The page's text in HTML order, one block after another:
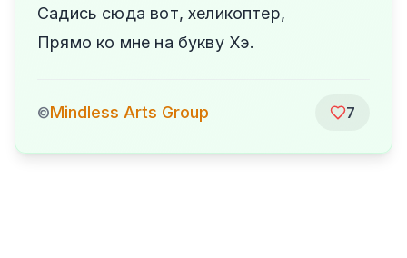
Садись сюда вот, хеликоптер,
Прямо ко мне на букву Хэ.
©Mindless Arts Group 7